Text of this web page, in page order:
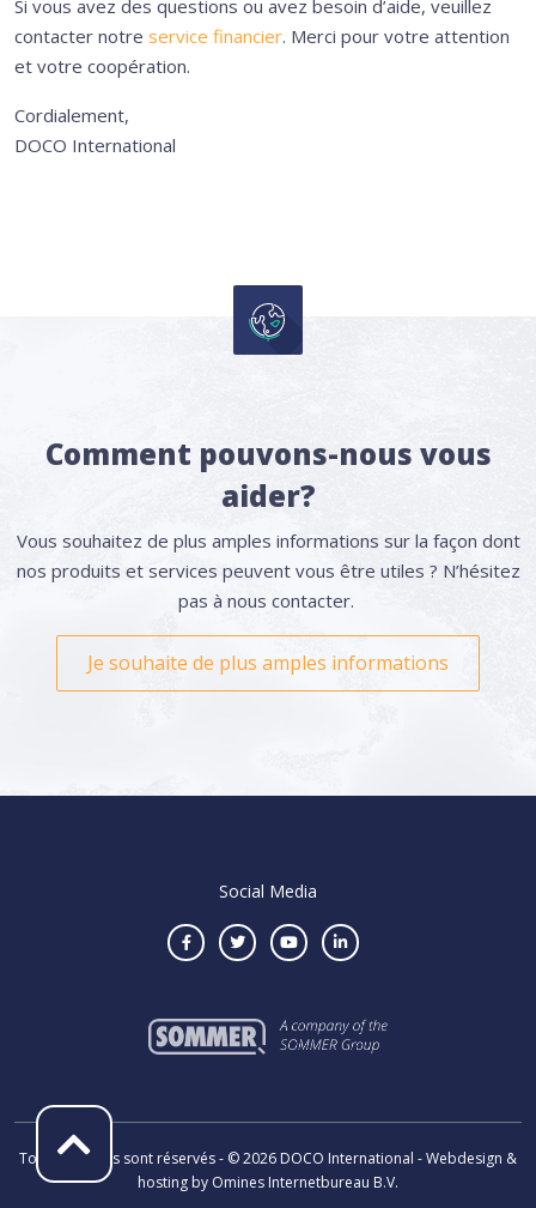
Si vous avez des questions ou avez besoin d’aide, veuillez
contacter notre service financier. Merci pour votre attention
et votre coopération.
Cordialement,
DOCO International
Comment pouvons-nous vous
aider?
Vous souhaitez de plus amples informations sur la façon dont
nos produits et services peuvent vous être utiles ? N’hésitez
pas à nous contacter.
Je souhaite de plus amples informations
Social Media
Tous les droits sont réservés - © 2026 DOCO International - Webdesign &
hosting by Omines Internetbureau B.V.